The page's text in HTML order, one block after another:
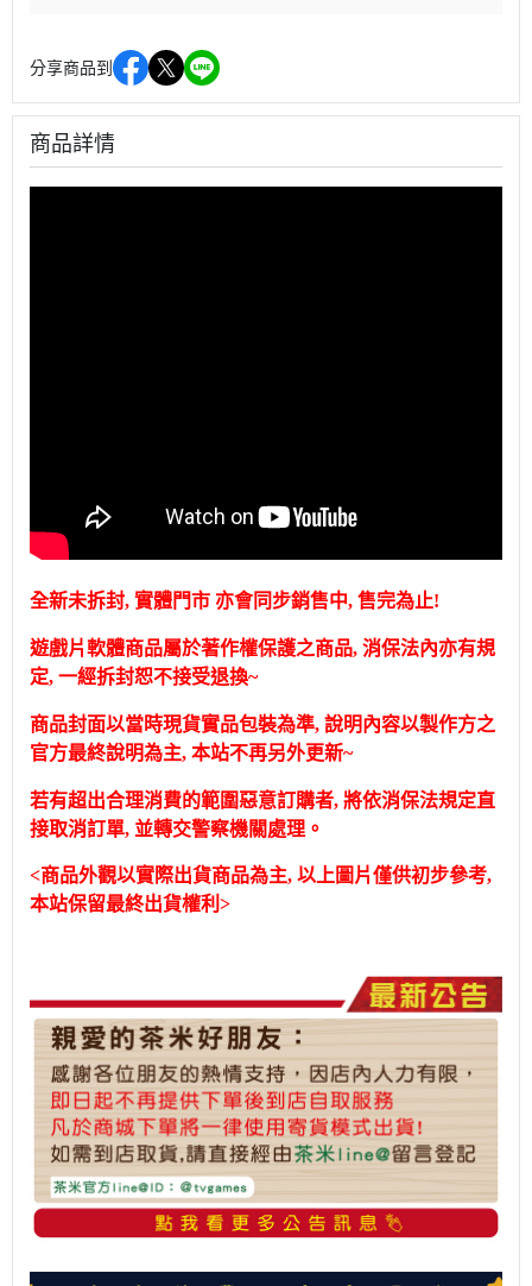
分享商品到
商品詳情
全新未拆封, 實體門市 亦會同步銷售中, 售完為止!
遊戲片軟體商品屬於著作權保護之商品, 消保法內亦有規
定, 一經拆封恕不接受退換~
商品封面以當時現貨實品包裝為準, 說明內容以製作方之
官方最終說明為主, 本站不再另外更新~
若有超出合理消費的範圍惡意訂購者, 將依消保法規定直
接取消訂單, 並轉交警察機關處理。
<商品外觀以實際出貨商品為主, 以上圖片僅供初步參考,
本站保留最終出貨權利>